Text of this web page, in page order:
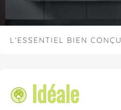
L’ESSENTIEL BIEN CONÇU
Idéale